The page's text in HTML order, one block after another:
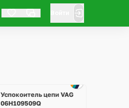
Успокоитель цепи VAG
06H109509Q